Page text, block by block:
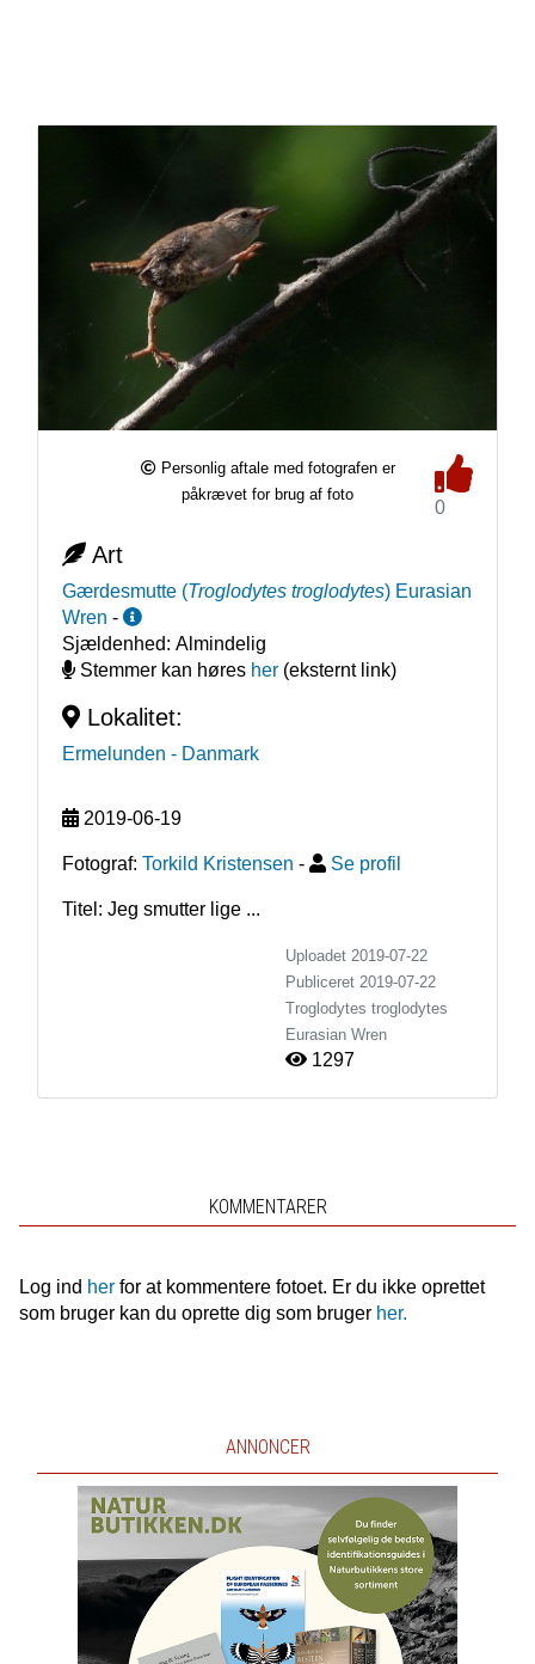
Personlig aftale med fotografen er
påkrævet for brug af foto
0
Art
Gærdesmutte (Troglodytes troglodytes) Eurasian
Wren -
Sjældenhed: Almindelig
Stemmer kan høres her(eksternt link)
Lokalitet:
Ermelunden - Danmark
2019-06-19
Fotograf: Torkild Kristensen - Se profil
Titel: Jeg smutter lige ...
Uploadet 2019-07-22
Publiceret 2019-07-22
Troglodytes troglodytes
Eurasian Wren
1297
KOMMENTARER
Log ind herfor at kommentere fotoet. Er du ikke oprettet
som bruger kan du oprette dig som bruger her.
ANNONCER